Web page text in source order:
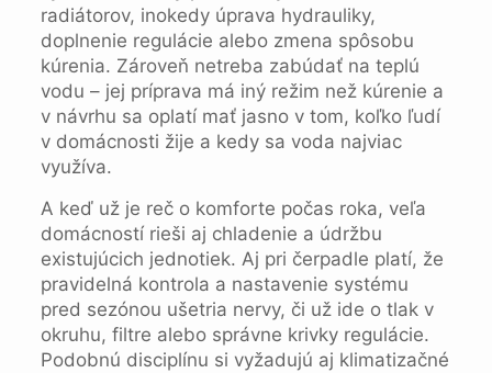
radiátorov, inokedy úprava hydrauliky,
doplnenie regulácie alebo zmena spôsobu
kúrenia. Zároveň netreba zabúdať na teplú
vodu – jej príprava má iný režim než kúrenie a
v návrhu sa oplatí mať jasno v tom, koľko ľudí
v domácnosti žije a kedy sa voda najviac
využíva.
A keď už je reč o komforte počas roka, veľa
domácností rieši aj chladenie a údržbu
existujúcich jednotiek. Aj pri čerpadle platí, že
pravidelná kontrola a nastavenie systému
pred sezónou ušetria nervy, či už ide o tlak v
okruhu, filtre alebo správne krivky regulácie.
Podobnú disciplínu si vyžadujú aj klimatizačné